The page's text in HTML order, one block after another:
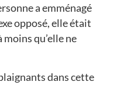
a emménagé
opposé, elle était
qu’elle ne
dans cette